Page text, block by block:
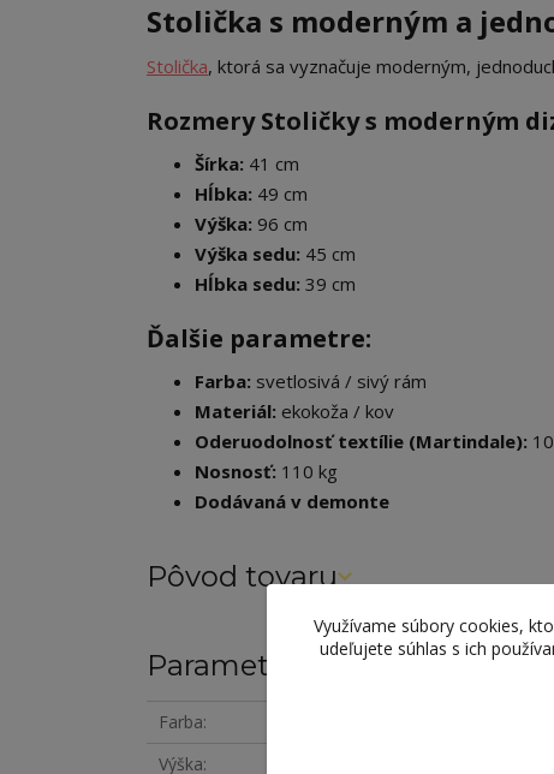
Stolička s moderným a
Stolička, ktorá sa vyznačuje moderným,
Rozmery Stoličky s moderným
Šírka: 41 cm
Hĺbka: 49 cm
Výška: 96 cm
Výška sedu: 45 cm
Hĺbka sedu: 39 cm
Ďalšie parametre:
Farba: svetlosivá / sivý rám
Materiál: ekokoža / kov
Oderuodolnosť textílie (Martindale):
Nosnosť: 110 kg
Dodávaná v demonte
Pôvod tovaru
Parametre
Farba
Výška
Využívame súbory cookies,
udeľujete súhlas s ich